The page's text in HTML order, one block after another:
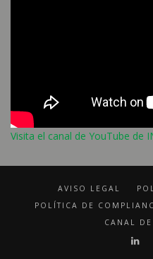
Visita el canal de YouTube de
AVISO LEGAL
POLÍTICA DE
CANAL